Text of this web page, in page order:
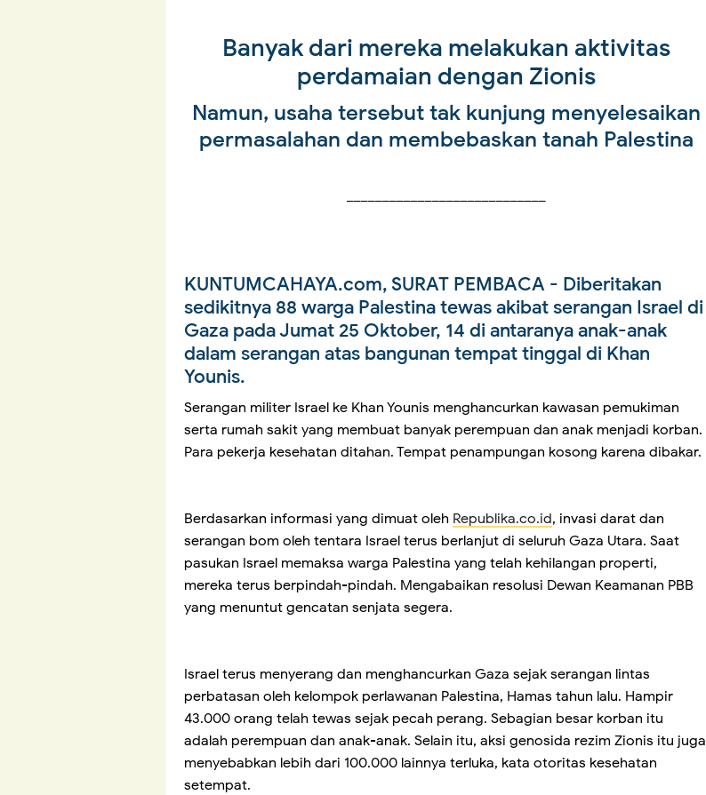
Banyak dari mereka melakukan aktivitas
perdamaian dengan Zionis
Namun, usaha tersebut tak kunjung menyelesaikan
permasalahan dan membebaskan tanah Palestina
KUNTUMCAHAYA.com, SURAT PEMBACA - Diberitakan
sedikitnya 88 warga Palestina tewas akibat serangan Israel di
Gaza pada Jumat 25 Oktober, 14 di antaranya anak-anak
dalam serangan atas bangunan tempat tinggal di Khan
Younis.
Serangan militer Israel ke Khan Younis menghancurkan kawasan pemukiman
serta rumah sakit yang membuat banyak perempuan dan anak menjadi korban.
Para pekerja kesehatan ditahan. Tempat penampungan kosong karena dibakar.
Berdasarkan informasi yang dimuat oleh Republika.co.id, invasi darat dan
serangan bom oleh tentara Israel terus berlanjut di seluruh Gaza Utara. Saat
pasukan Israel memaksa warga Palestina yang telah kehilangan properti,
mereka terus berpindah-pindah. Mengabaikan resolusi Dewan Keamanan PBB
yang menuntut gencatan senjata segera.
Israel terus menyerang dan menghancurkan Gaza sejak serangan lintas
perbatasan oleh kelompok perlawanan Palestina, Hamas tahun lalu. Hampir
43.000 orang telah tewas sejak pecah perang. Sebagian besar korban itu
adalah perempuan dan anak-anak. Selain itu, aksi genosida rezim Zionis itu juga
menyebabkan lebih dari 100.000 lainnya terluka, kata otoritas kesehatan
setempat.